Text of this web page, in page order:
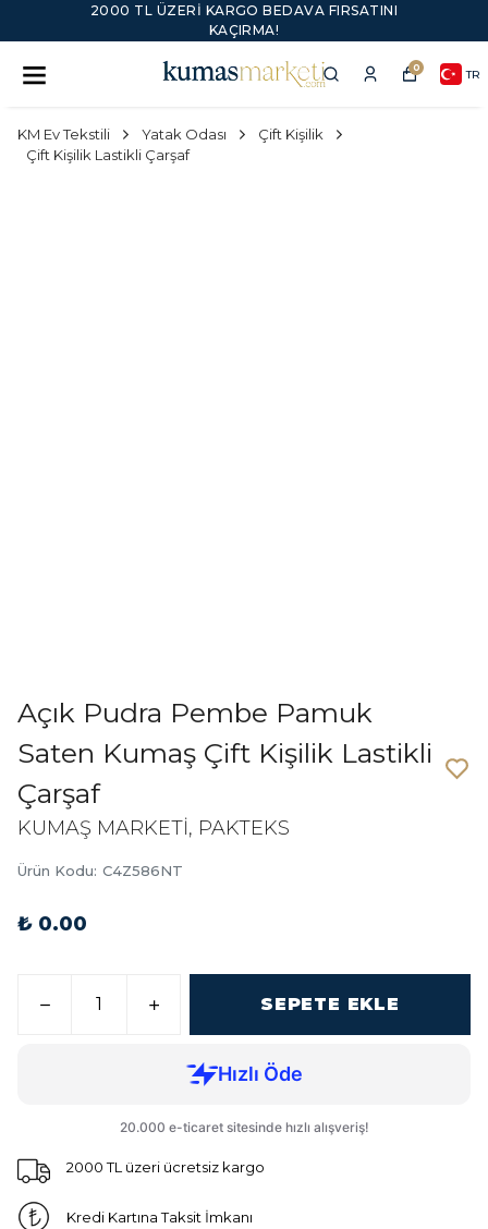
2000 TL ÜZERI KARGO BEDAVA FIRSATINI
KAÇIRMA!
0 TR
KM Ev Tekstili Yatak Odası
Çift Kişilik
Çift Kişilik Lastikli Çarşaf
Açık Pudra Pembe Pamuk
Saten Kumaş Çift Kişilik Lastikli
Çarşaf
KUMAŞ MARKETİ, PAKTEKS
Ürün Kodu: C4Z586NT
₺ 0.00
SEPETE EKLE
2000 TL üzeri ücretsiz kargo
Kredi Kartına Taksit İmkanı